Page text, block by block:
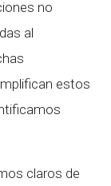
no
al
estos
claros de